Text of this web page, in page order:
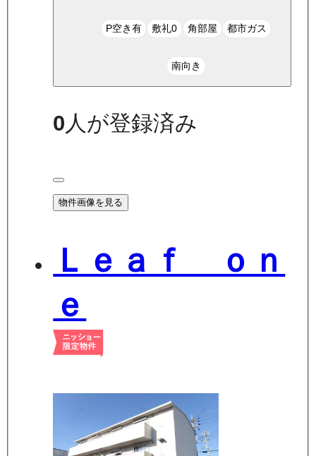
P空き有 敷礼0 角部屋 都市ガス
南向き
0人が登録済み
物件画像を見る
Ｌｅａｆ ｏｎ
ｅ